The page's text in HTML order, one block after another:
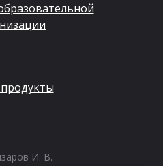
И. В.